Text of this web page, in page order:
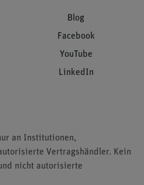
Blog
Facebook
YouTube
LinkedIn
an Institutionen,
Vertragshändler. Kein
nicht autorisierte